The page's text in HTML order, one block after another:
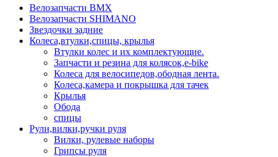
Велозапчасти BMX
Велозапчасти SHIMANO
Звездочки задние
Колеса,втулки,спицы, крылья
Втулки колес и их комплектующие.
Запчасти и резина для колясок,e-bike
Колеса для велосипедов,ободная лента.
Колеса,камера и покрышка для тачек
Крылья
Обода
спицы
Рули,вилки,ручки руля
Вилки, рулевые наборы
Грипсы руля